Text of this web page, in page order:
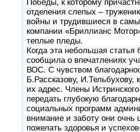
Победы, к которому
отделения слепых –
войны и трудившиеся в
компании «Бриллианс
теплые пледы.
Когда эта небольшая
сообщила о впечатлениях
ВОС. С чувством
Б.Рассказову, И.Тельбухову,
их адрес. Члены
передать глубокую
социальных программ
внимание и заботу они очнь
пожелать здоровья и